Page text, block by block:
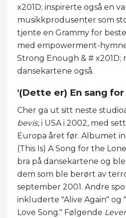
x201D; inspirerte også en
musikkprodusenter som
tjente en Grammy for
med empowerment-
Strong Enough & # x201D;
dansekartene også.
'(Dette er) En sang
Cher ga ut sitt neste
bevis, i USA i 2002, med
Europa året før. Albumet
(This Is) A Song for the
bra på dansekartene og
dem som ble berørt av
september 2001. Andre
inkluderte "Alive Again" og
Love Song." Følgende